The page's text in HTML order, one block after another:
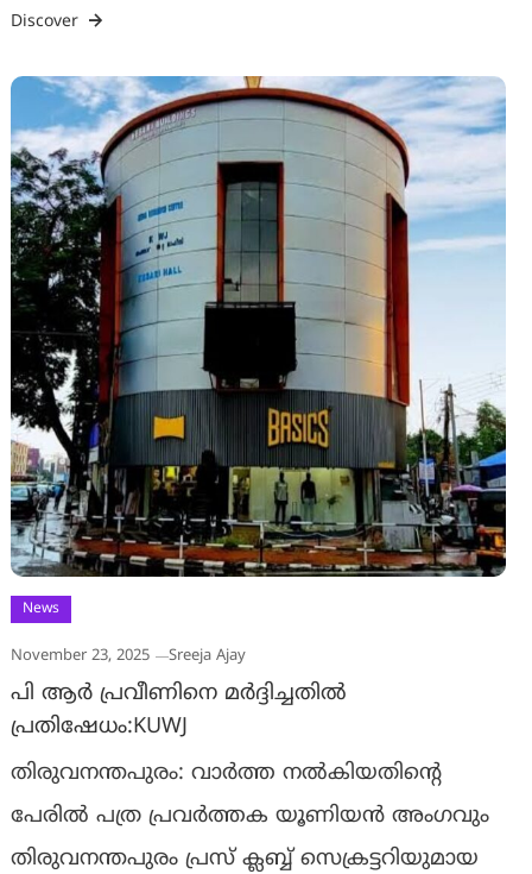
Discover
News
November 23, 2025 Sreeja Ajay
പി ആർ പ്രവീണിനെ മർദ്ദിച്ചതിൽ
പ്രതിഷേധം:KUWJ
തിരുവനന്തപുരം: വാർത്ത നൽകിയതിൻ്റെ
പേരിൽ പത്ര പ്രവർത്തക യൂണിയൻ അംഗവും
തിരുവനന്തപുരം പ്രസ് ക്ലബ്ബ് സെക്രട്ടറിയുമായ